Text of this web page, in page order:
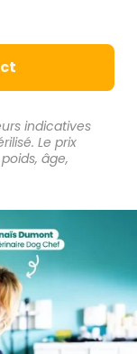
indicatives
Le prix
âge,